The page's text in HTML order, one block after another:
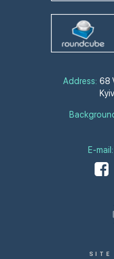
Address: 68
E-mail:
SITE